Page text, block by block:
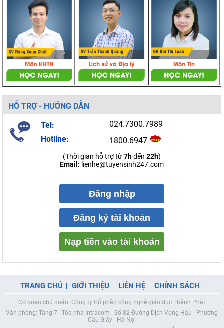
HỖ TRỢ - HƯỚNG DẪN
Tel:
024.7300.7989
Hotline:
1800.6947
(Thời gian hỗ trợ từ7hđến 22h)
Email: lienhe@tuyensinh247.com
Đăng nhập
Đăng ký tài khoản
Nạp tiền vào tài khoản
TRANG CHỦ GIỚI THIỆU LIÊN HỆ CHÍNH SÁCH
Cơ quan chủ quản: Công ty Cổ phần công nghệ giáo dục Thành Phát
Văn phòng: Tầng 7 - Tòa nhà Intracom - Số 82 Đường Dịch Vọng Hậu - Phường
Cầu Giấy - Hà Nội